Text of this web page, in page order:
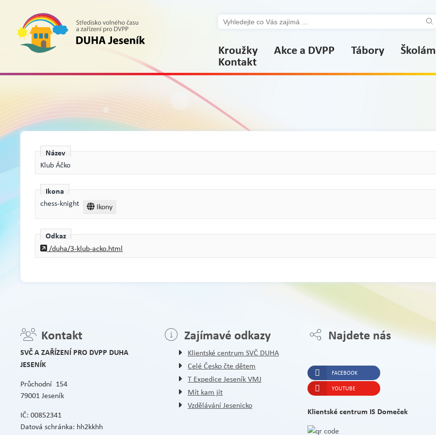
Kroužky Akce a DVPP Tábory Školám
Kontakt
Název
Klub Áčko
Ikona
chess-knight Ikony
Odkaz
/duha/3-klub-acko.html
Kontakt
SVČ A ZAŘÍZENÍ PRO DVPP DUHA
JESENÍK
Průchodní 154
79001 Jeseník
IČ: 00852341
Datová schránka: hh2kkhh
Zajímavé odkazy
Klientské centrum SVČ DUHA
Celé Česko čte dětem
T Expedice Jeseník VMJ
Mít kam jít
Vzdělávání Jesenicko
Najdete nás
FACEBOOK
YOUTUBE
Klientské centrum IS Domeček